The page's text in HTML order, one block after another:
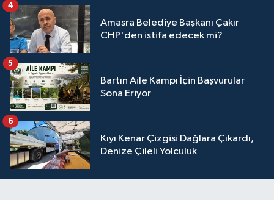
Amasra Belediye Başkanı Çakır
CHP'den istifa edecek mi?
4
Bartın Aile Kampı İçin Başvurular
Sona Eriyor
5
Kıyı Kenar Çizgisi Dağlara Çıkardı,
Denize Çileli Yolculuk
6